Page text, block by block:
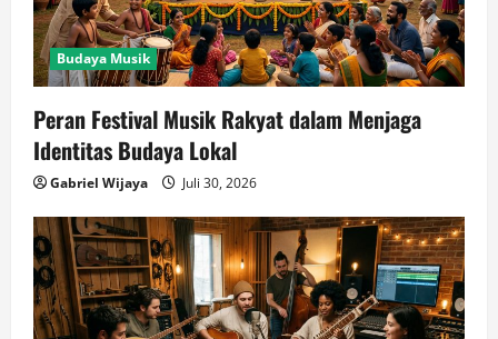
Budaya Musik
Peran Festival Musik Rakyat dalam Menjaga
Identitas Budaya Lokal
Gabriel Wijaya Juli 30, 2026